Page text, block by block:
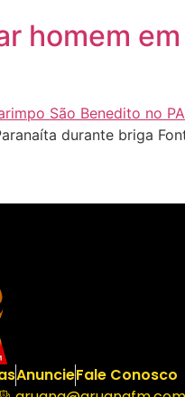
homem
durante briga
AnuncieFale Conosco